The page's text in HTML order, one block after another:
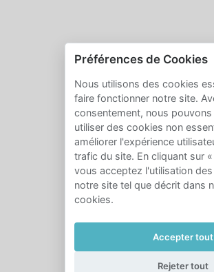
Préférences de Cookies
Nous utilisons des cookies
faire fonctionner notre site.
consentement, nous
utiliser des cookies non
améliorer l'expérience
trafic du site. En cliquant sur
vous acceptez l'utilisation
notre site tel que décrit dans
cookies.
Accepter tout
Rejeter tout